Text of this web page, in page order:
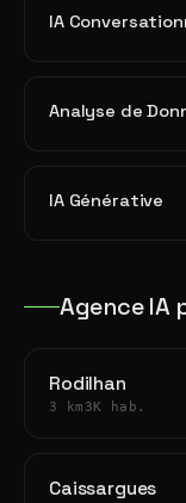
IA
Analyse de
IA Générative
Agence IA
Rodilhan
3 km 3K hab.
Caissargues